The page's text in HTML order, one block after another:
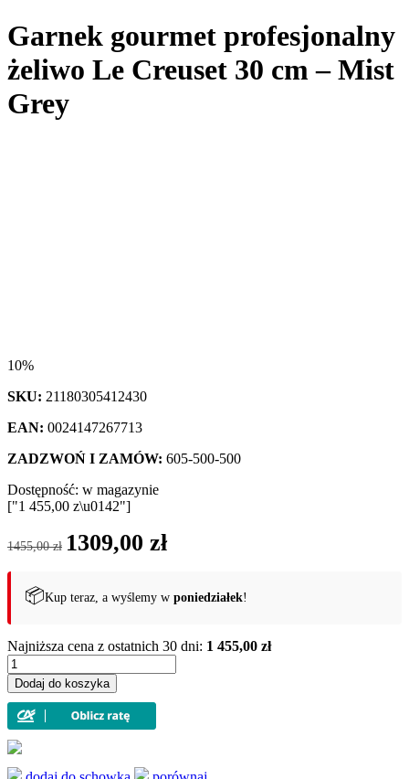
Garnek gourmet profesjonalny
żeliwo Le Creuset 30 cm – Mist
Grey
10%
SKU: 21180305412430
EAN: 0024147267713
ZADZWOŃ I ZAMÓW: 605-500-500
Dostępność: w magazynie
["1 455,00 z\u0142"]
1455,00zł
Pierwotna
cena
1309,00 złcena
📦Kup teraz, a wyślemy w poniedziałek!
Najniższa cena z ostatnich 30 dni: 1 455,00 zł
ilość
Garnek
gourmet
profesjonalny
żeliwo
Le
Dodaj do koszyka